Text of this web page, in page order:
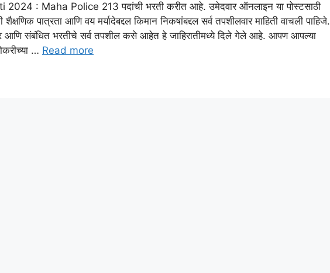
: Maha Police 213 पदांची भरती करीत आहे. उमेदवार ऑनलाइन या पोस्टसाठी
पात्रता आणि वय मर्यादेबद्दल किमान निकषांबद्दल सर्व तपशीलवार माहिती वाचली पाहिजे.
आणि संबंधित भरतीचे सर्व तपशील कसे आहेत हे जाहिरातीमध्ये दिले गेले आहे. आपण आपल्या
… Read more